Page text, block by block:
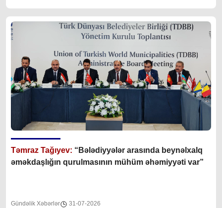
Təmraz Tağıyev: “Bələdiyyələr arasında beynəlxalq
əməkdaşlığın qurulmasının mühüm əhəmiyyəti var”
Gündəlik Xəbərlər 31-07-2026